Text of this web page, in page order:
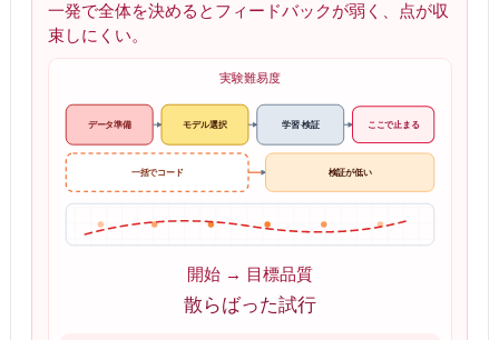
一発で全体を決めるとフィードバックが弱く、点が収
束しにくい。
実験難易度
データ準備 モデル選択 学習·検証 ここで止まる
一括でコード 検証が低い
開始→ 目標品質
散らばった試行